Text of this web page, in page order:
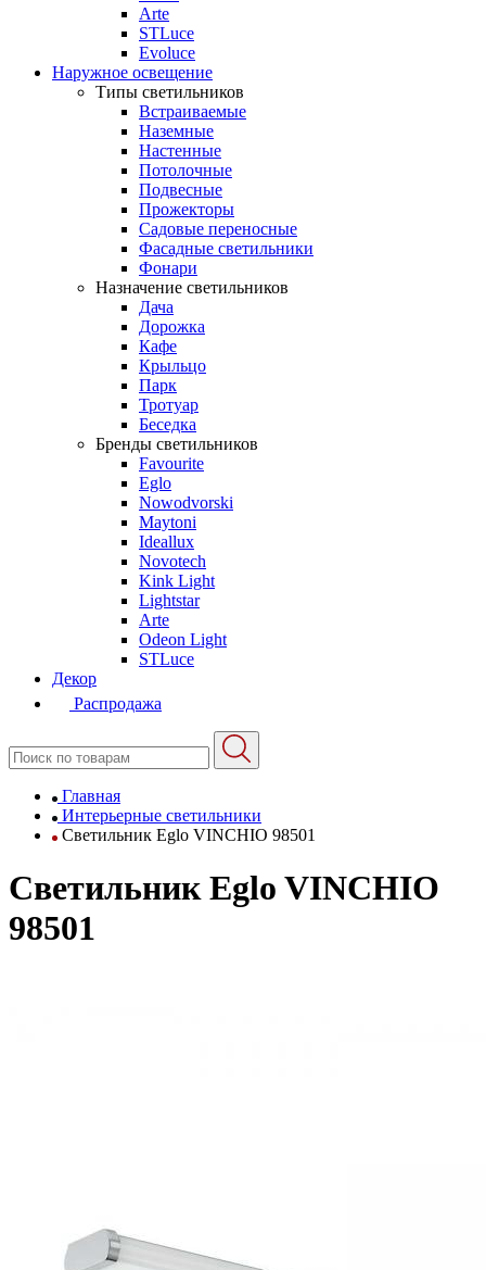
Arte
STLuce
Evoluce
Наружное освещение
Типы светильников
Встраиваемые
Наземные
Настенные
Потолочные
Подвесные
Прожекторы
Садовые переносные
Фасадные светильники
Фонари
Назначение светильников
Дача
Дорожка
Кафе
Крыльцо
Парк
Тротуар
Беседка
Бренды светильников
Favourite
Eglo
Nowodvorski
Maytoni
Ideallux
Novotech
Kink Light
Lightstar
Arte
Odeon Light
STLuce
Декор
Распродажа
Главная
Интерьерные светильники
Светильник Eglo VINCHIO 98501
Светильник Eglo VINCHIO
98501